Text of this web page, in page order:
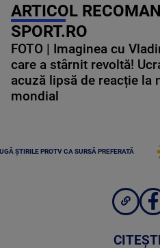
ARTICOL
SPORT.RO
FOTO | Imaginea cu
care a stârnit revoltă!
acuză lipsă de reacție la
mondial
ȘTIRILE PROTV CA SURSĂ PREFERATĂ